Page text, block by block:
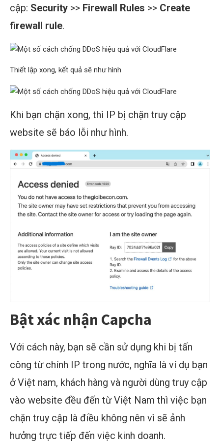
cập: Security >> Firewall Rules >> Create
firewall rule.
Thiết lập xong, kết quả sẽ như hình
Khi bạn chặn xong, thì IP bị chặn truy cập
website sẽ báo lỗi như hình.
Bật xác nhận Capcha
Với cách này, bạn sẽ cần sử dụng khi bị tấn
công từ chính IP trong nước, nghĩa là ví dụ bạn
ở Việt nam, khách hàng và người dùng truy cập
vào website đều đến từ Việt Nam thì việc bạn
chặn truy cập là điều không nên vì sẽ ảnh
hưởng trực tiếp đến việc kinh doanh.